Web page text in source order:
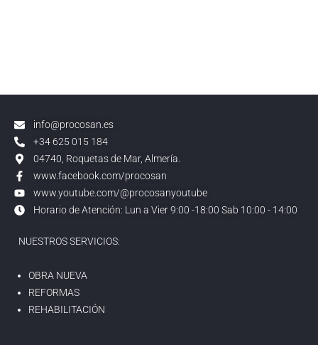
info@procosan.es
+34 625 015 184
04740, Roquetas de Mar, Almería.
www.facebook.com/procosan
www.youtube.com/@procosanyoutube
Horario de Atención: Lun a Vier 9:00 -18:00 Sab 10:00 - 14:00
NUESTROS SERVICIOS:
OBRA NUEVA
REFORMAS
REHABILITACIÓN